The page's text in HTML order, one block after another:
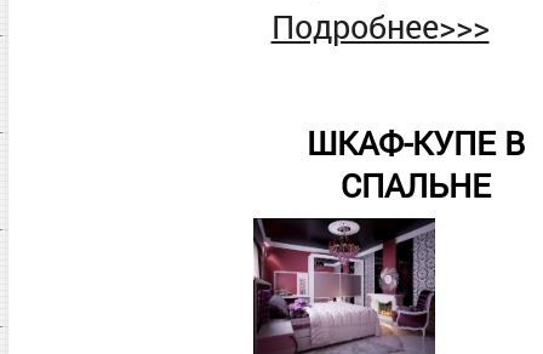
Подробнее>>>
ШКАФ-КУПЕ В
СПАЛЬНЕ